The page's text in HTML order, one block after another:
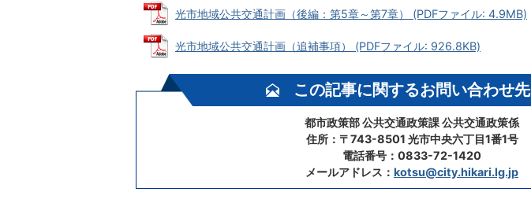
光市地域公共交通計画（後編：第5章～第7章） (PDFファイル: 4.9MB)
光市地域公共交通計画（追補事項） (PDFファイル: 926.8KB)
この記事に関するお問い合わせ先
都市政策部 公共交通政策課 公共交通政策係
住所：〒743-8501 光市中央六丁目1番1号
電話番号：0833-72-1420
メールアドレス： kotsu@city.hikari.lg.jp